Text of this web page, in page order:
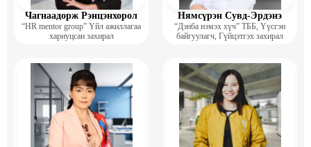
Чагнаадорж Рэнцэнхорол
“HR mentor group” Үйл ажиллагаа
хариуцсан захирал
Нямсүрэн Сувд-Эрдэнэ
“Дэнба нэмэх хүч” ТББ, Үүсгэн
байгуулагч, Гүйцэтгэх захирал